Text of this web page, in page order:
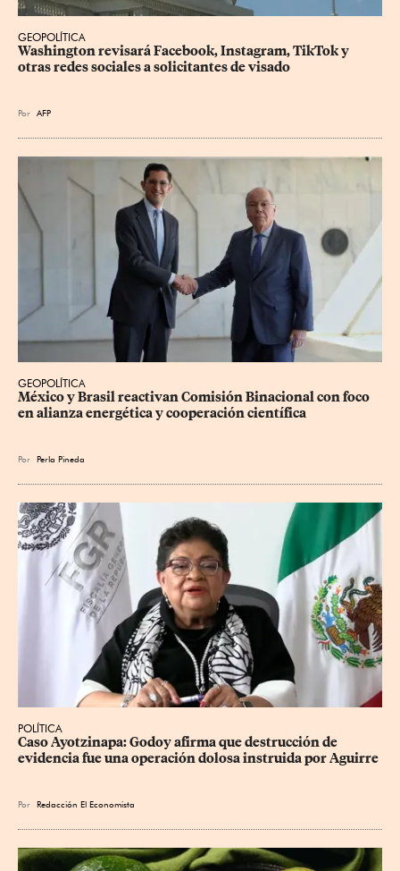
GEOPOLÍTICA
Washington revisará Facebook, Instagram, TikTok y
otras redes sociales a solicitantes de visado
Por AFP
GEOPOLÍTICA
México y Brasil reactivan Comisión Binacional con foco
en alianza energética y cooperación científica
Por Perla Pineda
POLÍTICA
Caso Ayotzinapa: Godoy afirma que destrucción de
evidencia fue una operación dolosa instruida por Aguirre
Por Redacción El Economista